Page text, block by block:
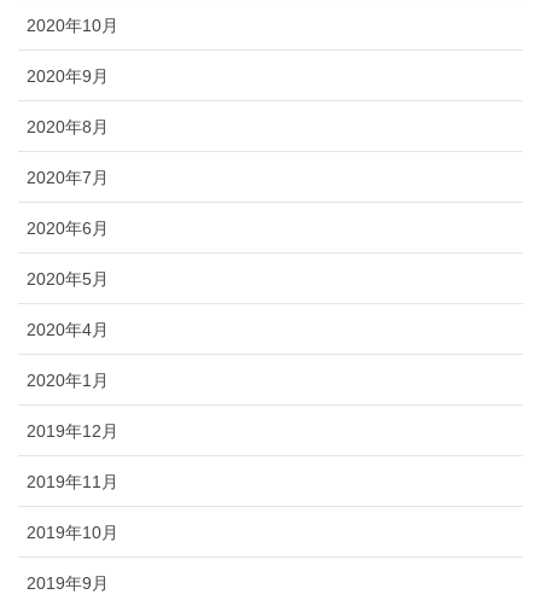
2020年10月
2020年9月
2020年8月
2020年7月
2020年6月
2020年5月
2020年4月
2020年1月
2019年12月
2019年11月
2019年10月
2019年9月